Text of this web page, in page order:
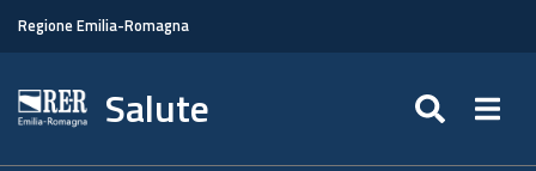
Regione Emilia-Romagna
Salute